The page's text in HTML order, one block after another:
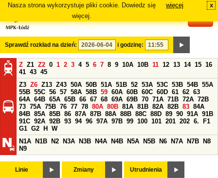
Nasza strona wykorzystuje pliki cookie. Dowiedz się
więcej.
więcej x
Sprawdź rozkład na dzień: i godzinę:
Z Z1 Z2 0 1 2 3 4 5 6 7 8 9 10A 10B 11 12 13 14 15 16
41 43 45
Z3 Z6 Z13 Z43 50A 50B 51A 51B 52 53A 53C 53B 54B 55A
55B 55C 56 57 58A 58B 59 60A 60B 60C 60D 61 62 63
64A 64B 65A 65B 66 67 68 69A 69B 70 71A 71B 72A 72B
73 75A 75B 76 77 78 80A 80B 81A 81B 82A 82B 83 84A
84B 85A 85B 86 87A 87B 88A 88B 88C 88D 89 90 91A 91B
91C 92A 92B 93 94 96 97A 97B 99 100 101 201 202 6.
F1
G1 G2 H
W
N1A
N1B N2 N3A N3B N4A N4B N5A N5B N6 N7A N7B
N8
N9
Linie Zmiany Utrudnienia